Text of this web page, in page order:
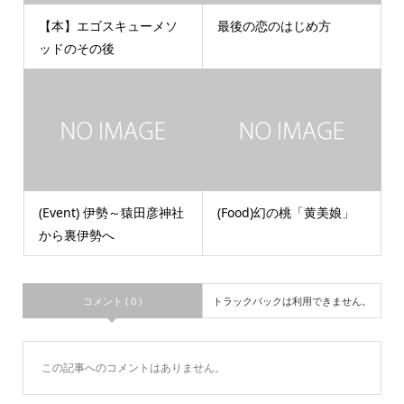
【本】エゴスキューメソ
ッドのその後
最後の恋のはじめ方
(Event) 伊勢～猿田彦神社
から裏伊勢へ
(Food)幻の桃「黄美娘」
コメント ( 0 ) トラックバックは利用できません。
この記事へのコメントはありません。